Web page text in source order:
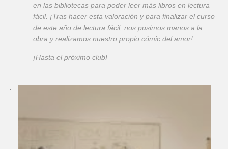
en las bibliotecas para poder leer más libros en lectura
fácil. ¡Tras hacer esta valoración y para finalizar el curso
de este año de lectura fácil, nos pusimos manos a la
obra y realizamos nuestro propio cómic del amor!
¡Hasta el próximo club!